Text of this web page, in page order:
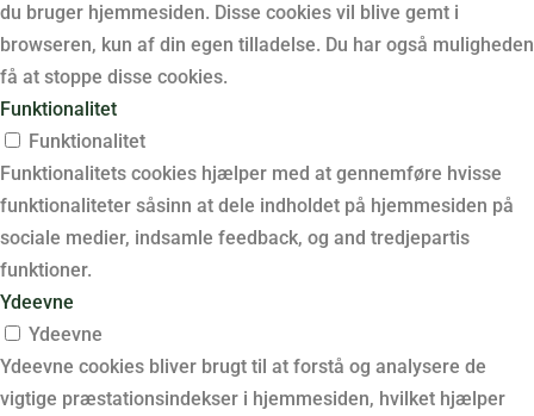
du bruger hjemmesiden. Disse cookies vil blive gemt i
browseren, kun af din egen tilladelse. Du har også muligheden
få at stoppe disse cookies.
Funktionalitet
Funktionalitet
Funktionalitets cookies hjælper med at gennemføre hvisse
funktionaliteter såsinn at dele indholdet på hjemmesiden på
sociale medier, indsamle feedback, og and tredjepartis
funktioner.
Ydeevne
Ydeevne
Ydeevne cookies bliver brugt til at forstå og analysere de
vigtige præstationsindekser i hjemmesiden, hvilket hjælper